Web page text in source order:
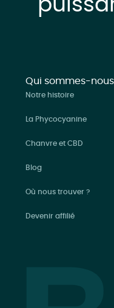
Qui sommes-nous
Notre histoire
La Phycocyanine
Chanvre et CBD
Blog
Où nous trouver ?
Devenir affilié